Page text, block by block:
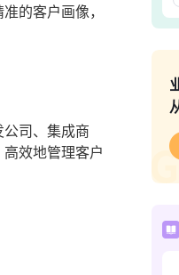
的客户画像，
司、集成商
效地管理客户